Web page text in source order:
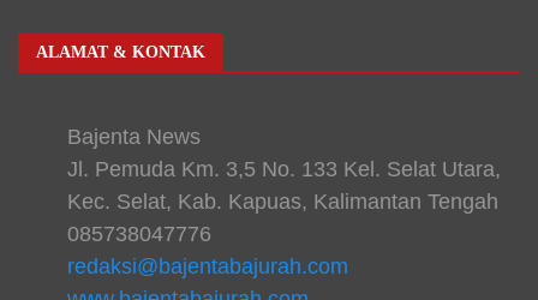
ALAMAT & KONTAK
Bajenta News
Jl. Pemuda Km. 3,5 No. 133 Kel. Selat Utara,
Kec. Selat, Kab. Kapuas, Kalimantan Tengah
085738047776
redaksi@bajentabajurah.com